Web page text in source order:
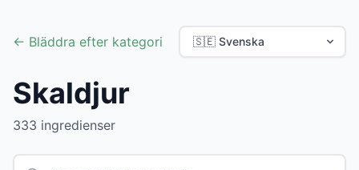
← Bläddra efter kategori
Skaldjur
333 ingredienser